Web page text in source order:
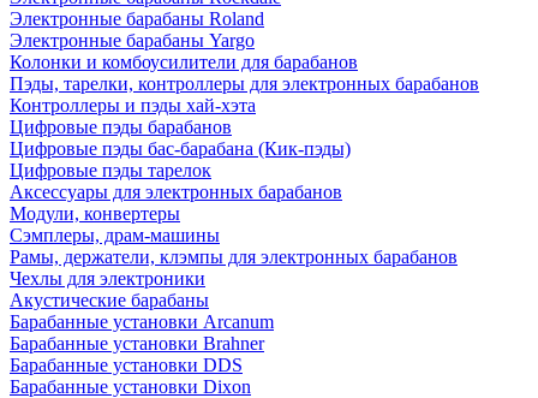
Электронные барабаны Roland
Электронные барабаны Yargo
Колонки и комбоусилители для барабанов
Пэды, тарелки, контроллеры для электронных барабанов
Контроллеры и пэды хай-хэта
Цифровые пэды барабанов
Цифровые пэды бас-барабана (Кик-пэды)
Цифровые пэды тарелок
Аксессуары для электронных барабанов
Модули, конвертеры
Сэмплеры, драм-машины
Рамы, держатели, клэмпы для электронных барабанов
Чехлы для электроники
Акустические барабаны
Барабанные установки Arcanum
Барабанные установки Brahner
Барабанные установки DDS
Барабанные установки Dixon